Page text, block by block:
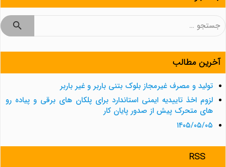
جستجو
آخرین مطالب
تولید و مصرف غیرمجاز بلوک بتنی باربر و غیر باربر
لزوم اخذ تاییدیه ایمنی استاندارد برای پلکان های برقی و پیاده رو
های متحرک پیش از صدور پایان کار
۱۴۰۵/۰۵/۰۵
RSS